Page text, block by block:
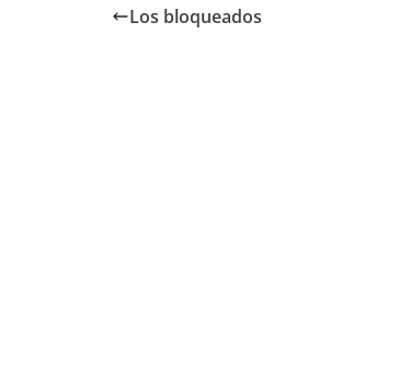
Los bloqueados